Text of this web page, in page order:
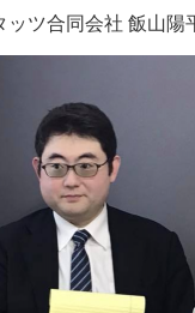
ッツ合同会社 飯山陽